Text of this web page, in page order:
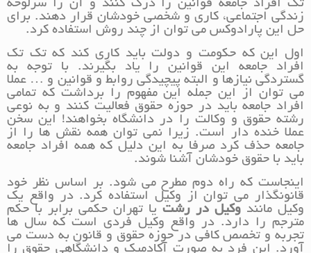
تک افراد جامعه قوانین را درک کنند و آن را سرلوحه
زندگی اجتماعی، کاری و شخصی خودشان قرار دهند. برای
حل این پارادوکس می توان از چند روش استفاده کرد.
اول این که حکومت و دولت باید کاری کند که تک تک
افراد جامعه این قوانین را یاد بگیرند. با توجه به
گستردگی نیازها و البته پیچیدگی روابط و قوانین و … عملا
می توان از این جمله این مفهوم را برداشت که تمامی
افراد جامعه باید در حوزه حقوق فعالیت کنند و به نوعی
رشته حقوق و وکالت را در دانشگاه بخواهند! این سخن
عملا خنده دار است. زیرا نمی توان همه نقش ها را از
جامعه حذف کرد صرفا به این دلیل که همه افراد جامعه
باید با حقوق خودشان آشنا شوند.
اینجاست که راه دوم مطرح می شود. بر اساس نظر خود
قانونگذار می توان از وکیل استفاده کرد. در واقع یک
وکیل مانند وکیل در رشت یا تهران حکمی برابر با حکم
مترجم را دارد. در واقع وکیل فردی است که سال ها
تجربه و تخصص کافی در حوزه حقوق و قانون به دست می
آورد. این فرد به صورت آکادمیک و دانشگاهی حقوق را